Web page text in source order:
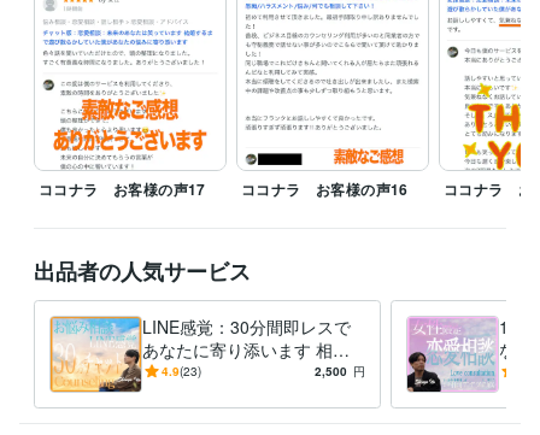
恋愛相談：ピンク色
介護関係の相談：緑色
各相談ごとに色分けをしてあります。
・あなたの気持ちや悩みを
電話で話せるサービス
・恋愛相談
・介護相談　　　など
あなたの気持ちをここで話せます！！
待機中かのご確認を
ココナラ お客様の声17 ココナラ お客様の声16 ココナラ お
出品者の人気サービス
LINE感覚：30分間即レスで
あなたに寄り添います 相談/
愚痴/恋愛/お試しOK/何でも
4.9(23) 2,500 円
1時
なた
び散
しま